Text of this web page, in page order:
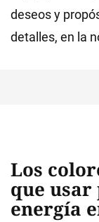
deseos y
detalles, en la
Los
que
energía